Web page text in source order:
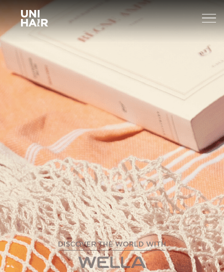
About Us
What’s New
TREND
BEAUTY TIPS
NEWS
Brands
WELLA
Sp
Sebastian
nioxin
Find A Salon
Professional
EVENT
COURSE
Shop
Shop
Contact Us